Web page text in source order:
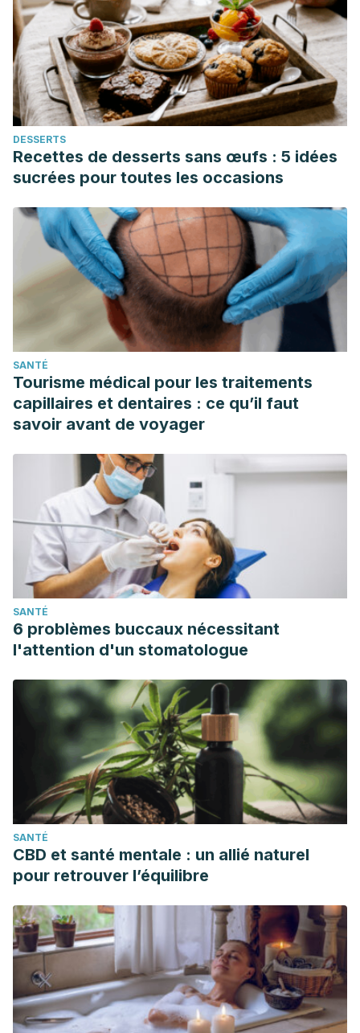
4738-4137-9b93-c551a23b4db0%7D
Casadiego Granados J, Martínez Estrada C, Riatiga
Corredor A, Vergara López E. Habilidades de la
comunicación asertiva como estrategia en la resolución de
conflictos familiares que permita contribuir al desarrollo
humano integral en la familia. Repositorio Institucional de la
https://www.mendeley.com/catalogue/0987e205-1d69-
339e-bac6-52c9bba20ac4/?
c564-417c-a650-a1125581bc50%7D
Efectos del acoso. Stopbullying. Estados Unidos.
https://espanol.stopbullying.gov/acoso-escolar-
mkc4/efectos
Gavilanes Y, Rengel R, Rojas L, Suárez R. La funcionalidad
familiar: una determinante de la conducta de los
adolescentes. Revista Electrónica de Portales Médicos.
España; 2017.
https://www.mendeley.com/catalogue/c27a31b5-1c8e-391f-
82e1-adb57ac470d3/?
3cc2-445e-a81f-21e493d3b2a3%7D
¿Qué es la adolescencia? Unicef. Uruguay; 2020.
https://www.unicef.org/uruguay/que-es-la-adolescencia
Salud del adolescente. OMS.
https://www.who.int/es/health-topics/adolescent-
health#tab=tab_1
DESSERTS
Recettes de desserts sans œufs : 5 idées
sucrées pour toutes les occasions
SANTÉ
Tourisme médical pour les traitements
capillaires et dentaires : ce qu’il faut
savoir avant de voyager
SANTÉ
6 problèmes buccaux nécessitant
l'attention d'un stomatologue
SANTÉ
CBD et santé mentale : un allié naturel
pour retrouver l’équilibre